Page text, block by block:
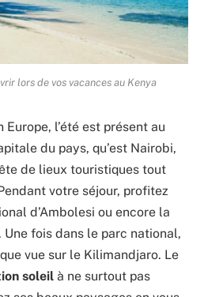
lors de vos vacances au Kenya
Europe, l’été est présent au
du pays, qu’est Nairobi,
de lieux touristiques tout
votre séjour, profitez
d’Ambolesi ou encore la
Une fois dans le parc national,
vue sur le Kilimandjaro. Le
soleil à ne surtout pas